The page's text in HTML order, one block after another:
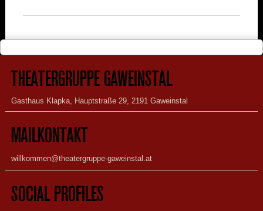
THEATERGRUPPE GAWEINSTAL
Gasthaus Klapka, Hauptstraße 29, 2191 Gaweinstal
MAILKONTAKT
willkommen@theatergruppe-gaweinstal.at
SOCIAL PROFILES